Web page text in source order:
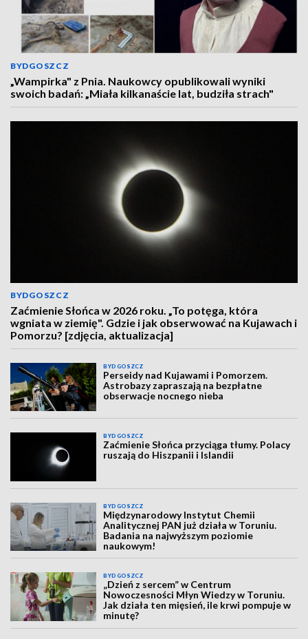
BYDGOSZCZ
„Wampirka" z Pnia. Naukowcy opublikowali wyniki
swoich badań: „Miała kilkanaście lat, budziła strach"
BYDGOSZCZ
Zaćmienie Słońca w 2026 roku. „To potęga, która
wgniata w ziemię". Gdzie i jak obserwować na Kujawach i
Pomorzu? [zdjęcia, aktualizacja]
BYDGOSZCZ
Perseidy nad Kujawami i Pomorzem.
Astrobazy zapraszają na bezpłatne
obserwacje nocnego nieba
BYDGOSZCZ
Zaćmienie Słońca przyciąga tłumy. Polacy
ruszają do Hiszpanii i Islandii
BYDGOSZCZ
Międzynarodowy Instytut Chemii
Analitycznej PAN już działa w Toruniu.
Badania na najwyższym poziomie
naukowym!
BYDGOSZCZ
„Dzień z sercem” w Centrum
Nowoczesności Młyn Wiedzy w Toruniu.
Jak działa ten mięsień, ile krwi pompuje w
minutę?